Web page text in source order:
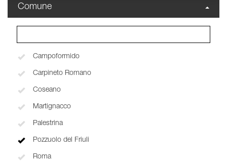
Comune
Campoformido
Carpineto Romano
Coseano
Martignacco
Palestrina
Pozzuolo del Friuli
Roma